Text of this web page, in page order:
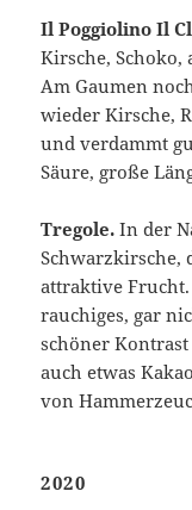
Il Poggiolino Il
Kirsche, Schoko,
Am Gaumen
wieder Kirsche,
und verdammt
Säure, große
Tregole. In der
Schwarzkirsche,
attraktive
rauchiges, gar
schöner
auch etwas
von
2020